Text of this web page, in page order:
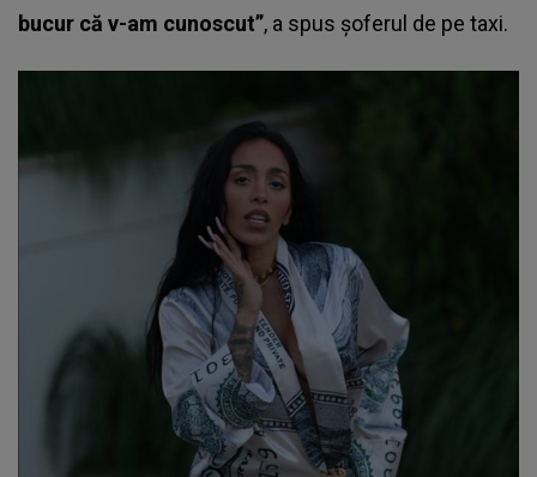
bucur că v-am cunoscut”, a spus șoferul de pe taxi.